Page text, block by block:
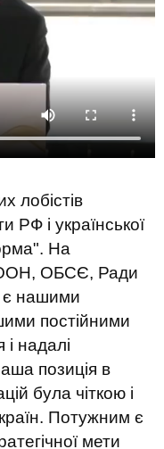
лобістів
РФ і української
На
ООН, ОБСЄ, Ради
є нашими
постійними
надалі
позиція в
була чіткою і
Потужним є
мети